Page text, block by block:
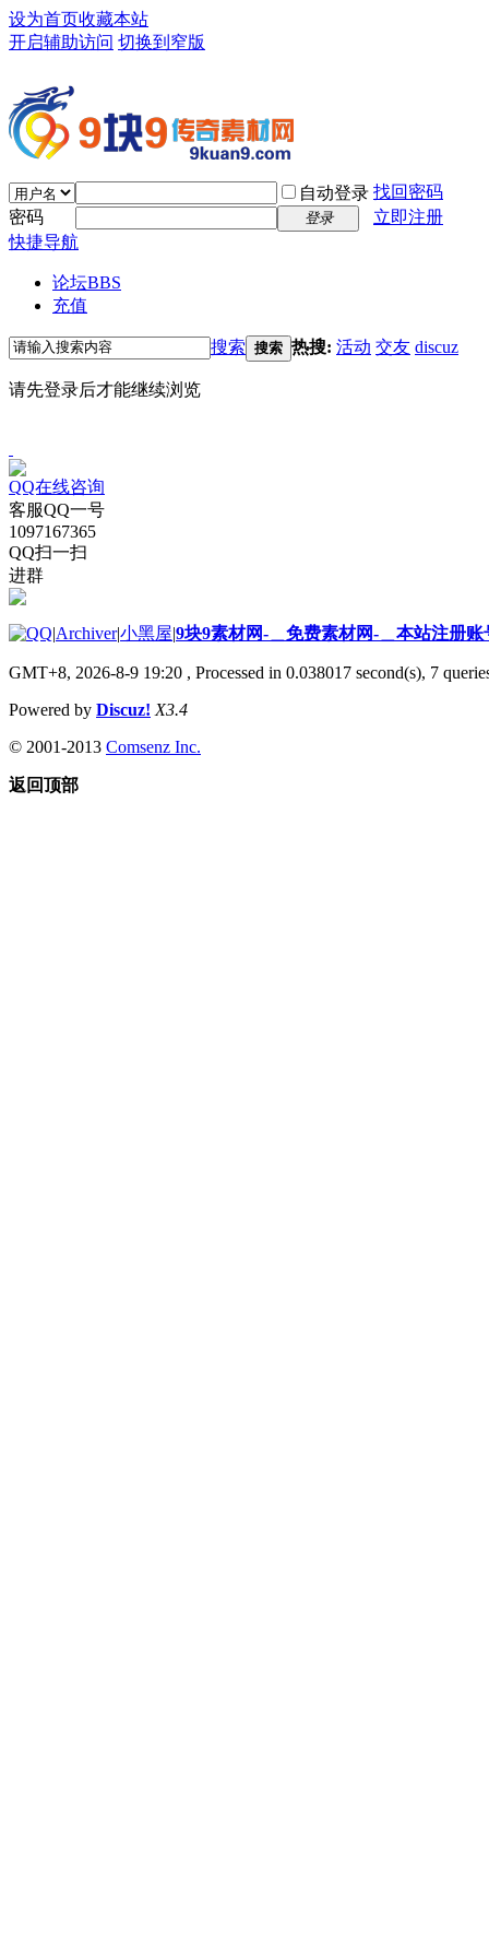
设为首页收藏本站
开启辅助访问 切换到窄版
自动登录 找回密码
密码
登录
立即注册
快捷导航
论坛BBS
充值
搜索 搜索 热搜: 活动 交友 discuz
请先登录后才能继续浏览
QQ在线咨询
客服QQ一号
1097167365
QQ扫一扫
进群
|Archiver|小黑屋|9块9素材网-＿免费素材网-＿本站注册账
GMT+8, 2026-8-9 19:20 , Processed in 0.038017 second(s), 7
Powered by Discuz! X3.4
© 2001-2013 Comsenz Inc.
返回顶部